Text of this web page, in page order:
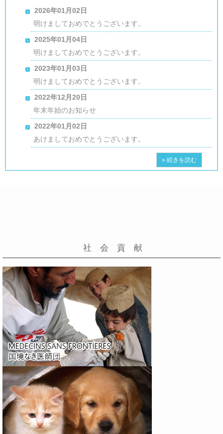
2026年01月02日
明けましておめでとうございます。
2025年01月04日
明けましておめでとうございます。
2023年01月03日
明けましておめでとうございます。
2022年12月20日
年末年始のお知らせ
2022年01月02日
あけましておめでとうございます。
» 続きを読む
社 会 貢 献